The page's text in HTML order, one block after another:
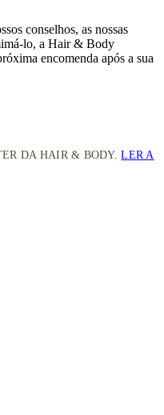
conselhos, as nossas
lo, a Hair & Body
encomenda após a sua
DA HAIR & BODY.LER A